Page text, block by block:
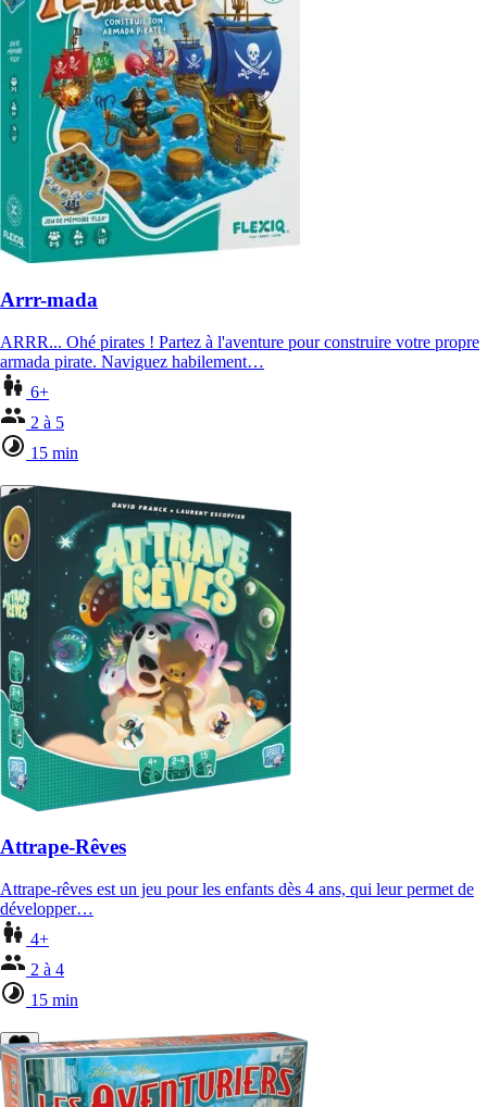
Arrr-mada
ARRR... Ohé pirates ! Partez à l'aventure pour construire votre propre
armada pirate. Naviguez habilement…
6+
2 à 5
15 min
Attrape-Rêves
Attrape-rêves est un jeu pour les enfants dès 4 ans, qui leur permet de
développer…
4+
2 à 4
15 min